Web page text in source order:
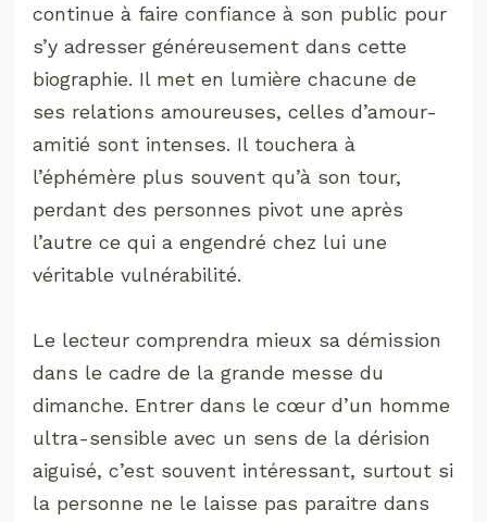
continue à faire confiance à son public pour
s’y adresser généreusement dans cette
biographie. Il met en lumière chacune de
ses relations amoureuses, celles d’amour-
amitié sont intenses. Il touchera à
l’éphémère plus souvent qu’à son tour,
perdant des personnes pivot une après
l’autre ce qui a engendré chez lui une
véritable vulnérabilité.
Le lecteur comprendra mieux sa démission
dans le cadre de la grande messe du
dimanche. Entrer dans le cœur d’un homme
ultra-sensible avec un sens de la dérision
aiguisé, c’est souvent intéressant, surtout si
la personne ne le laisse pas paraitre dans